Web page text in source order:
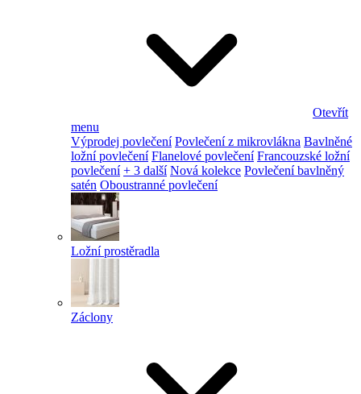
Otevřít
menu
Výprodej povlečení Povlečení z mikrovlákna Bavlněné
ložní povlečení Flanelové povlečení Francouzské ložní
povlečení + 3 další Nová kolekce Povlečení bavlněný
satén Oboustranné povlečení
Ložní prostěradla
Záclony